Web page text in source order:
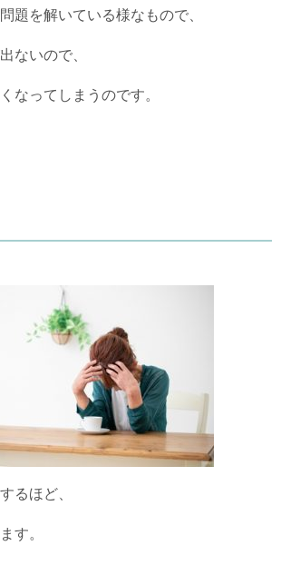
題を解いている様なもので、
ないので、
なってしまうのです。
るほど、
す。